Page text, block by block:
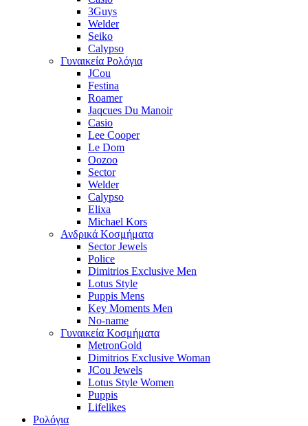
3Guys
Welder
Seiko
Calypso
Γυναικεία Ρολόγια
JCou
Festina
Roamer
Jaqcues Du Manoir
Casio
Lee Cooper
Le Dom
Oozoo
Sector
Welder
Calypso
Elixa
Michael Kors
Ανδρικά Κοσμήματα
Sector Jewels
Police
Dimitrios Exclusive Men
Lotus Style
Puppis Mens
Key Moments Men
No-name
Γυναικεία Κοσμήματα
MetronGold
Dimitrios Exclusive Woman
JCou Jewels
Lotus Style Women
Puppis
Lifelikes
Ρολόγια